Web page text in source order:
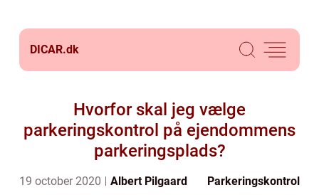
DICAR.dk
Hvorfor skal jeg vælge
parkeringskontrol på ejendommens
parkeringsplads?
19 october 2020 Albert Pilgaard Parkeringskontrol